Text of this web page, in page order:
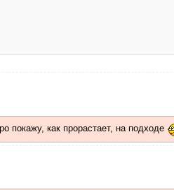
покажу, как прорастает, на подходе